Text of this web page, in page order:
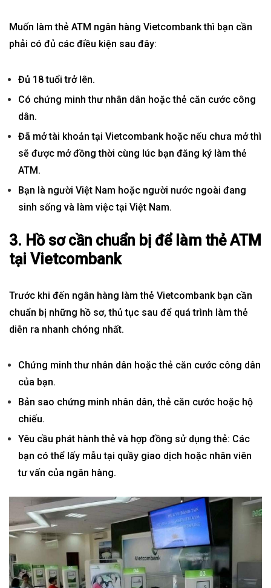
Muốn làm thẻ ATM ngân hàng Vietcombank thì bạn cần
phải có đủ các điều kiện sau đây:
Đủ 18 tuổi trở lên.
Có chứng minh thư nhân dân hoặc thẻ căn cước công
dân.
Đã mở tài khoản tại Vietcombank hoặc nếu chưa mở thì
sẽ được mở đồng thời cùng lúc bạn đăng ký làm thẻ
ATM.
Bạn là người Việt Nam hoặc người nước ngoài đang
sinh sống và làm việc tại Việt Nam.
3. Hồ sơ cần chuẩn bị để làm thẻ ATM
tại Vietcombank
Trước khi đến ngân hàng làm thẻ Vietcombank bạn cần
chuẩn bị những hồ sơ, thủ tục sau để quá trình làm thẻ
diễn ra nhanh chóng nhất.
Chứng minh thư nhân dân hoặc thẻ căn cước công dân
của bạn.
Bản sao chứng minh nhân dân, thẻ căn cước hoặc hộ
chiếu.
Yêu cầu phát hành thẻ và hợp đồng sử dụng thẻ: Các
bạn có thể lấy mẫu tại quầy giao dịch hoặc nhân viên
tư vấn của ngân hàng.